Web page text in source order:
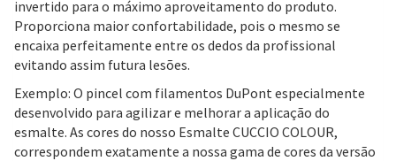
invertido para o máximo aproveitamento do produto.
Proporciona maior confortabilidade, pois o mesmo se
encaixa perfeitamente entre os dedos da profissional
evitando assim futura lesões.
Exemplo: O pincel com filamentos DuPont especialmente
desenvolvido para agilizar e melhorar a aplicação do
esmalte. As cores do nosso Esmalte CUCCIO COLOUR,
correspondem exatamente a nossa gama de cores da versão